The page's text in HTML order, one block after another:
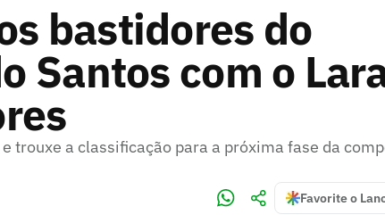
bastidores do
Santos com o
trouxe a classificação para a próxima fase da
Favorite o